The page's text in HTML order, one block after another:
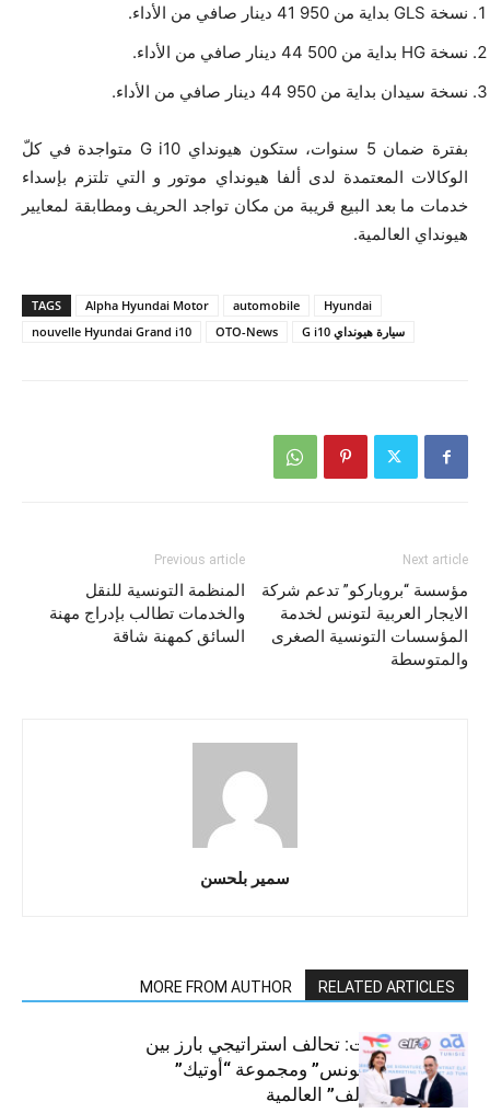
نسخة GLS بداية من 950 41 دينار صافي من الأداء.
نسخة HG بداية من 500 44 دينار صافي من الأداء.
نسخة سيدان بداية من 950 44 دينار صافي من الأداء.
بفترة ضمان 5 سنوات، ستكون هيونداي G i10 متواجدة في كلّ
الوكالات المعتمدة لدى ألفا هيونداي موتور و التي تلتزم بإسداء
خدمات ما بعد البيع قريبة من مكان تواجد الحريف ومطابقة لمعايير
هيونداي العالمية.
TAGS Alpha Hyundai Motor automobile
Hyundai
nouvelle Hyundai Grand i10
OTO-News سيارة هيونداي G i10
Previous article
المنظمة التونسية للنقل
والخدمات تطالب بإدراج مهنة
السائق كمهنة شاقة
Next article
مؤسسة “بروباركو” تدعم شركة
الايجار العربية لتونس لخدمة
المؤسسات التونسية الصغرى
والمتوسطة
سمير بلحسن
RELATED ARTICLES
MORE FROM AUTHOR
قطاع السيارات: تحالف استراتيجي بارز بين
“توتال إنرجيز تونس” ومجموعة “أوتيك”
لتوزيع زيوت “إلف” العالمية